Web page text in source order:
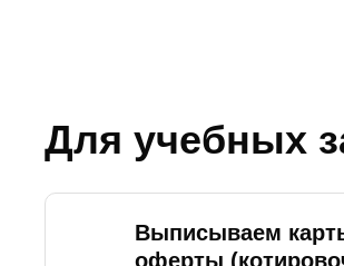
Для учебных
Выписываем
оферты